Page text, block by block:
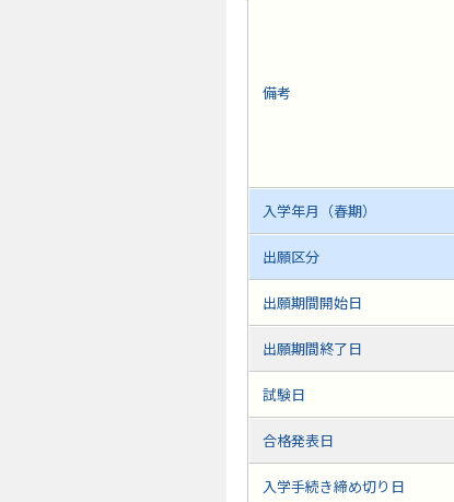
備考
入学年月（春期）
出願区分
出願期間開始日
出願期間終了日
試験日
合格発表日
入学手続き締め切り日